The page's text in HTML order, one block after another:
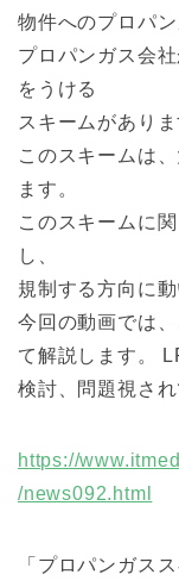
物件へのプロパ
プロパンガス会
をうける
スキームがありま
このスキームは
ます。
このスキームに
し、
規制する方向に
今回の動画では
て解説します。
検討、問題視さ
https://
/news092.html
「プロパンガス